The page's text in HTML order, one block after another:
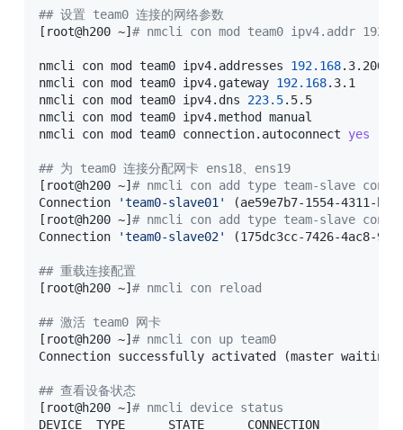
## 设置 team0 连接的网络参数
[ root@h200 ~] # nmcli con mod team0 ipv4.addr
nmcli con mod team0 ipv4.addresses 192.168.3.200/
nmcli con mod team0 ipv4.gateway 192.168.3.1
nmcli con mod team0 ipv4.dns 223.5.5.5
nmcli con mod team0 ipv4.method manual
nmcli con mod team0 connection.autoconnect yes
## 为 team0 连接分配网卡 ens18、ens19
[ root@h200 ~] # nmcli con add type team-slave con-
Connection
'team0-slave01' (ae59e7b7-1554-4311-
[ root@h200 ~] # nmcli con add type team-slave con-
Connection
'team0-slave02' (175dc3cc-7426-4ac8-
## 重载连接配置
[ root@h200 ~] # nmcli con reload
## 激活 team0 网卡
[ root@h200 ~] # nmcli con up team0
Connection successfully activated
(master waiting
## 查看设备状态
[ root@h200 ~] # nmcli device status
DEVICE  TYPE      STATE      CONNECTION